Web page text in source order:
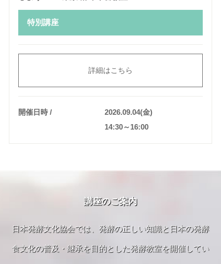
特別講座
詳細はこちら
開催日時
2026.09.04(金)
14:30～16:00
講座のご案内
日本発酵文化協会では、発酵の正しい知識と日本の発酵
食文化の普及・継承を目的とした発酵教室を開催してい